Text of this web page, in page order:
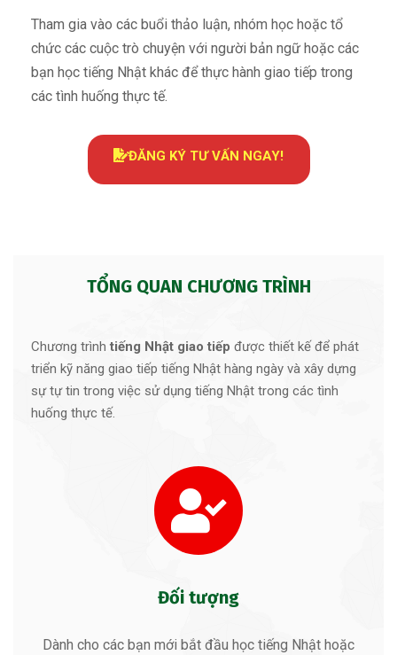
Tham gia vào các buổi thảo luận, nhóm học hoặc tổ
chức các cuộc trò chuyện với người bản ngữ hoặc các
bạn học tiếng Nhật khác để thực hành giao tiếp trong
các tình huống thực tế.
ĐĂNG KÝ TƯ VẤN NGAY!
TỔNG QUAN CHƯƠNG TRÌNH
Chương trình tiếng Nhật giao tiếp được thiết kế để phát
triển kỹ năng giao tiếp tiếng Nhật hàng ngày và xây dựng
sự tự tin trong việc sử dụng tiếng Nhật trong các tình
huống thực tế.
Đối tượng
Dành cho các bạn mới bắt đầu học tiếng Nhật hoặc